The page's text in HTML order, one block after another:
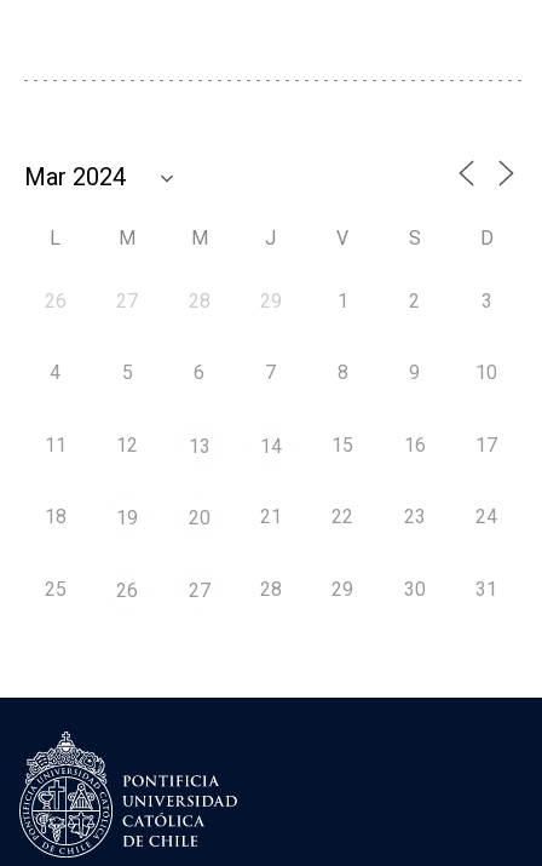
L M M J V S D
26 27 28 29 1 2 3
4 5 6 7 8 9 10
11 12 13 14 15 16 17
18 19 20 21 22 23 24
25 26 27 28 29 30 31